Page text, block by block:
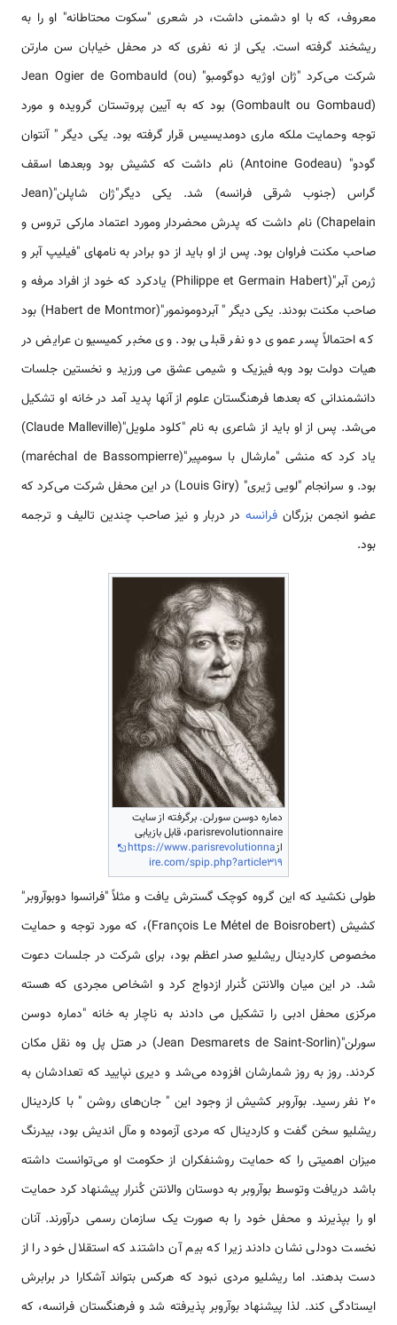
معروف، که با او دشمنی داشت، در شعری "سکوت محتاطانه" او را به
ریشخند گرفته است. یکی از نه نفری که در محفل خیابان سن مارتن
شرکت می‌کرد "ژان اوژیه دوگومبو" (Jean Ogier de Gombauld (ou
Gombault ou Gombaud)) بود که به آیین پروتستان گرویده و مورد
توجه وحمایت ملکه ماری دومدیسیس قرار گرفته بود. یکی دیگر " آنتوان
گودو" (Antoine Godeau) نام داشت که کشیش بود وبعدها اسقف
گراس (جنوب شرقی فرانسه) شد. یکی دیگر"ژان شاپلن"(Jean
Chapelain) نام داشت که پدرش محضردار ومورد اعتماد مارکی تروس و
صاحب مکنت فراوان بود. پس از او باید از دو برادر به نامهای "فیلیپ آبر و
ژرمن آبر"(Philippe et Germain Habert) یادکرد که خود از افراد مرفه و
صاحب مکنت بودند. یکی دیگر " آبردومونمور"(Habert de Montmor) بود
که احتمالاً پسر عموی دو نفر قبلی بود. وی مخبر کمیسیون عرایض در
هیات دولت بود وبه فیزیک و شیمی عشق می ورزید و نخستین جلسات
دانشمندانی که بعدها فرهنگستان علوم از آنها پدید آمد در خانه او تشکیل
می‌شد. پس از او باید از شاعری به نام "کلود ملویل"(Claude Malleville)
یاد کرد که منشی "مارشال با سومپیر"(maréchal de Bassompierre)
بود. و سرانجام "لویی ژیری" (Louis Giry) در این محفل شرکت می‌کرد که
عضو انجمن بزرگان فرانسه در دربار و نیز صاحب چندین تالیف و ترجمه
بود.
دماره دوسن سورلن. برگرفته از سایت
parisrevolutionnaire، قابل بازیابی
ازhttps://www.parisrevolutionna
ire.com/spip.php?article319
طولی نکشید که این گروه کوچک گسترش یافت و مثلاً "فرانسوا دوبوآروبر"
کشیش (François Le Métel de Boisrobert)، که مورد توجه و حمایت
مخصوص کاردینال ریشلیو صدر اعظم بود، برای شرکت در جلسات دعوت
شد. در این میان والانتن کُنرار ازدواج کرد و اشخاص مجردی که هسته
مرکزی محفل ادبی را تشکیل می دادند به ناچار به خانه "دماره دوسن
سورلن"(Jean Desmarets de Saint-Sorlin) در هتل پل وه نقل مکان
کردند. روز به روز شمارشان افزوده می‌شد و دیری نپایید که تعدادشان به
20 نفر رسید. بوآروبر کشیش از وجود این " جان‌های روشن " با کاردینال
ریشلیو سخن گفت و کاردینال که مردی آزموده و مآل اندیش بود، بیدرنگ
میزان اهمیتی را که حمایت روشنفکران از حکومت او می‌توانست داشته
باشد دریافت وتوسط بوآروبر به دوستان والانتن کُنرار پیشنهاد کرد حمایت
او را بپذیرند و محفل خود را به صورت یک سازمان رسمی درآورند. آنان
نخست دودلی نشان دادند زیرا که بیم آن داشتند که استقلال خود را از
دست بدهند. اما ریشلیو مردی نبود که هرکس بتواند آشکارا در برابرش
ایستادگی کند. لذا پیشنهاد بوآروبر پذیرفته شد و فرهنگستان فرانسه، که